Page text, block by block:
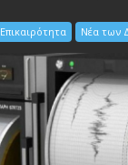
Επικαιρότητα Νέα των